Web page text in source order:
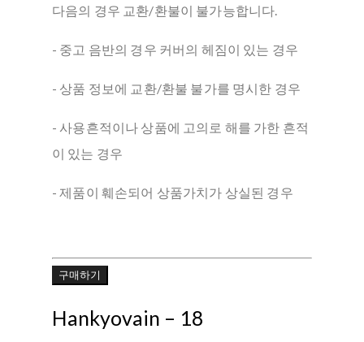
다음의 경우 교환/환불이 불가능합니다.
- 중고 음반의 경우 커버의 헤짐이 있는 경우
- 상품 정보에 교환/환불 불가를 명시한 경우
- 사용흔적이나 상품에 고의로 해를 가한 흔적
이 있는 경우
- 제품이 훼손되어 상품가치가 상실된 경우
구매하기
Hankyovain ‎– 18